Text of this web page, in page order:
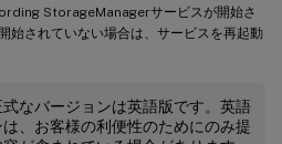
StorageManagerサービスが開始さ
始されていない場合は、サービスを再起動
なバージョンは英語版です。英語
、お客様の利便性のためにのみ提